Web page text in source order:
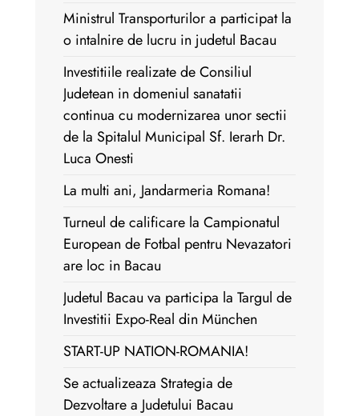
Ministrul Transporturilor a participat la
o intalnire de lucru in judetul Bacau
Investitiile realizate de Consiliul
Judetean in domeniul sanatatii
continua cu modernizarea unor sectii
de la Spitalul Municipal Sf. Ierarh Dr.
Luca Onesti
La multi ani, Jandarmeria Romana!
Turneul de calificare la Campionatul
European de Fotbal pentru Nevazatori
are loc in Bacau
Judetul Bacau va participa la Targul de
Investitii Expo-Real din München
START-UP NATION-ROMANIA!
Se actualizeaza Strategia de
Dezvoltare a Judetului Bacau